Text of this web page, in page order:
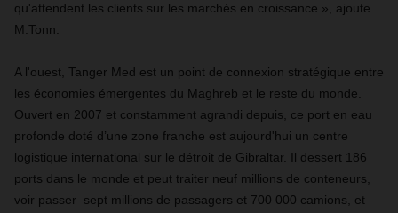
qu'attendent les clients sur les marchés en croissance », ajoute
M.Tonn.
A l'ouest, Tanger Med est un point de connexion stratégique entre
les économies émergentes du Maghreb et le reste du monde.
Ouvert en 2007 et constamment agrandi depuis, ce port en eau
profonde doté d’une zone franche est aujourd'hui un centre
logistique international sur le détroit de Gibraltar. Il dessert 186
ports dans le monde et peut traiter neuf millions de conteneurs,
voir passer sept millions de passagers et 700 000 camions, et